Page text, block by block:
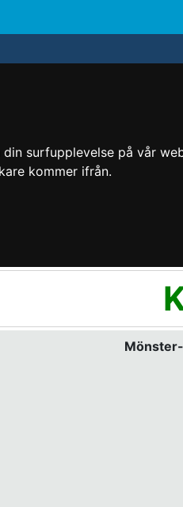
surfupplevelse på vår
kommer ifrån.